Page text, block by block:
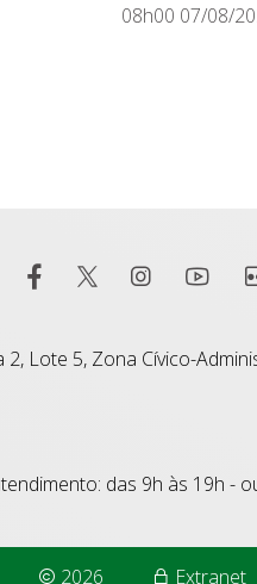
08h00 07/08/
Lote 5, Zona Cívico-
das 9h às 19h -
2026 Extranet